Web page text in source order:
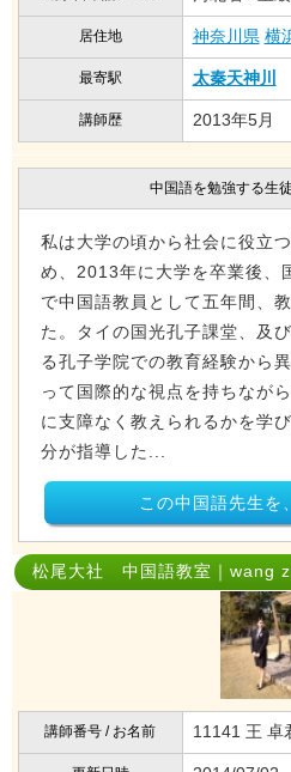
居住地 神奈川県 横
最寄駅 太秦天神川
講師歴 2013年5月
中国語を勉強する生
私は大学の頃から社会に役立
め、2013年に大学を卒業後、
で中国語教員として五年間、
た。タイの国光孔子課堂、及
る孔子学院での教育経験から
って国際的な視点を持ちなが
に支障なく教えられるかを学
分が指導した...
この中国語先生を
松尾大社 中国語教室｜wang
講師番号 / お名前 11141 王 卓